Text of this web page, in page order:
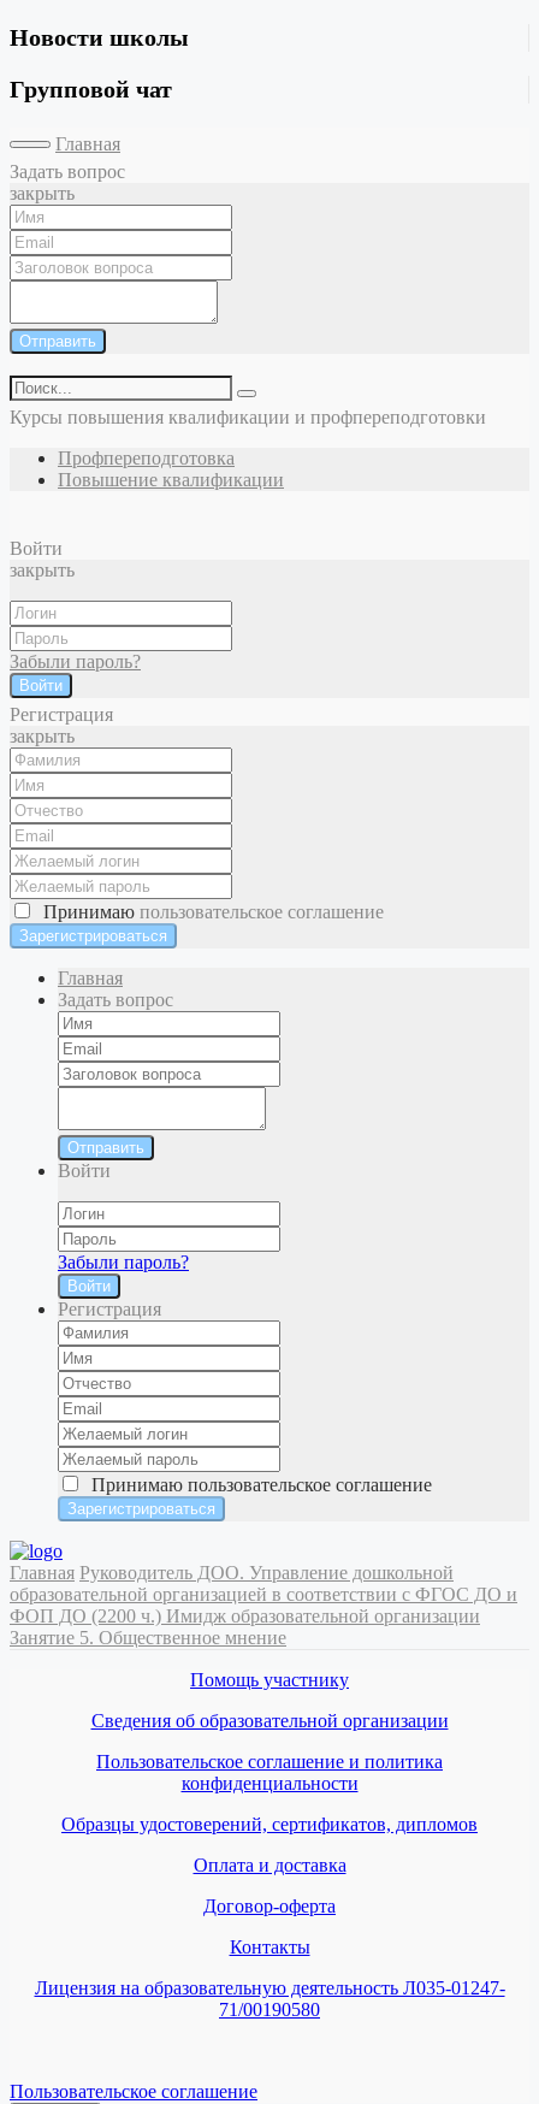
Новости школы
Групповой чат
Главная
Задать вопрос
закрыть
Отправить
Курсы повышения квалификации и профпереподготовки
Профпереподготовка
Повышение квалификации
Войти
закрыть
Забыли пароль?
Войти
Регистрация
закрыть
Принимаю пользовательское соглашение
Главная
Задать вопрос
Отправить
Войти
Забыли пароль?
Войти
Регистрация
Принимаю пользовательское соглашение
Главная Руководитель ДОО. Управление дошкольной
образовательной организацией в соответствии с ФГОС ДО и
ФОП ДО (2200 ч.) Имидж образовательной организации
Занятие 5. Общественное мнение
Помощь участнику
Сведения об образовательной организации
Пользовательское соглашение и политика
конфиденциальности
Образцы удостоверений, сертификатов, дипломов
Оплата и доставка
Договор-оферта
Контакты
Лицензия на образовательную деятельность Л035-01247-
71/00190580
Пользовательское соглашение